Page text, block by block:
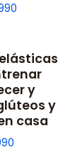
y
y
casa